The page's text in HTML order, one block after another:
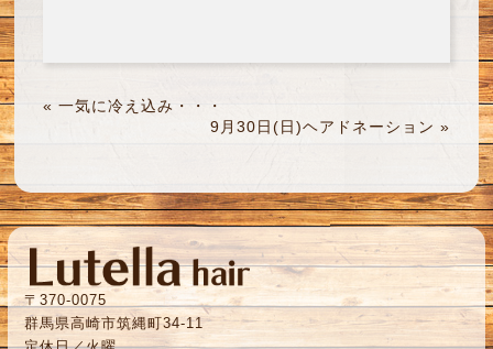
« 一気に冷え込み・・・
9月30日(日)ヘアドネーション »
〒370-0075
群馬県高崎市筑縄町34-11